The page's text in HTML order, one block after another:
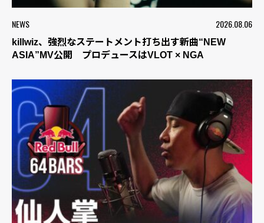
NEWS 2026.08.06
killwiz、強烈なステートメント打ち出す新曲“NEW
ASIA”MV公開 プロデュースはVLOT × NGA